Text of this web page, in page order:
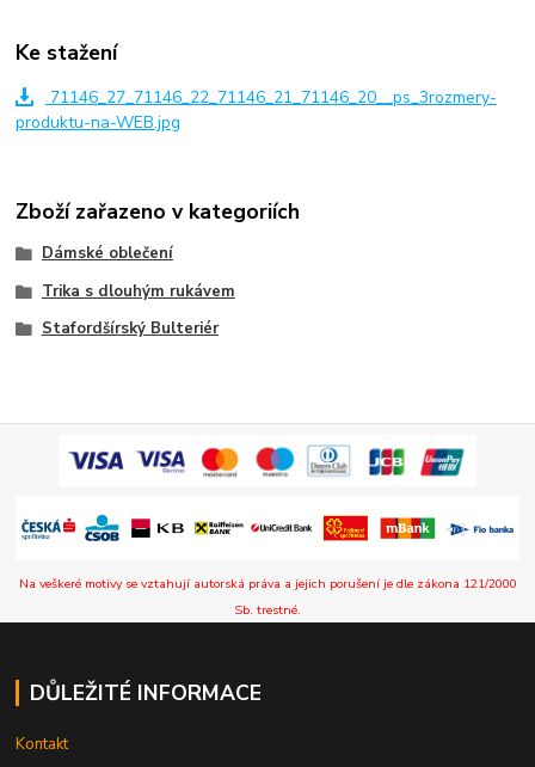
Ke stažení
71146_27_71146_22_71146_21_71146_20__ps_3rozmery-
produktu-na-WEB.jpg
Zboží zařazeno v kategoriích
Dámské oblečení
Trika s dlouhým rukávem
Stafordšírský Bulteriér
Na veškeré motivy se vztahují autorská práva a jejich porušení je dle zákona 121/2000
Sb. trestné.
DŮLEŽITÉ INFORMACE
Kontakt